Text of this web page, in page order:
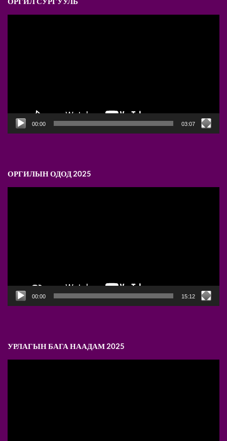
00:00 03:07
ОРГИЛЫН ОДОД 2025
00:00 15:12
УРЛАГЫН БАГА НААДАМ 2025